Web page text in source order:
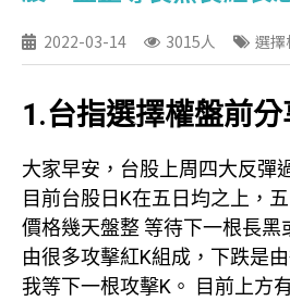
2022-03-14 3015人 選擇
1.台指選擇權盤前分
大家早安，台股上周四大反彈
目前台股日K在五日均之上，
價格幾天盤整 等待下一根長黑
由很多攻擊紅K組成，下跌是
我等下一根攻擊K。 目前上方